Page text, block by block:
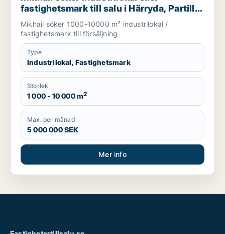
fastighetsmark till salu i Härryda, Partille
eller Öckerö m.fl.
Mikhail söker 1000-10000 m² industrilokal /
fastighetsmark till försäljning
Type
Industrilokal, Fastighetsmark
Storlek
1 000 - 10 000 m2
Max. per månad
5 000 000 SEK
Mer info